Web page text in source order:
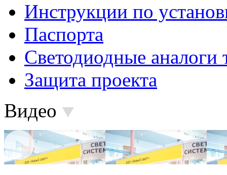
Инструкции по
Паспорта
Светодиодные аналоги
Защита проекта
Видео